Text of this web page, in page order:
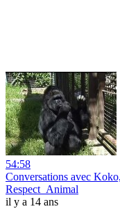
54:58
Conversations avec
Respect_Animal
il y a 14 ans